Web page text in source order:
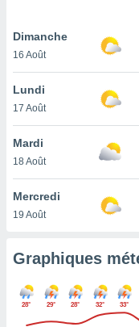
pas
de
à
cas,
que
sur le
et que
ne
Dimanche
16 Août
Lundi
17 Août
Mardi
18 Août
Mercredi
19 Août
Graphiques
28° 29° 28° 32° 33°